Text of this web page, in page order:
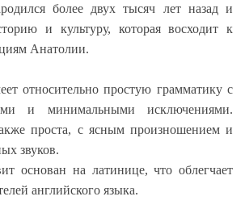
более двух тысяч лет назад и
и культуру, которая восходит к
Анатолии.
относительно простую грамматику с
и минимальными исключениями.
проста, с ясным произношением и
звуков.
основан на латинице, что облегчает
английского языка.